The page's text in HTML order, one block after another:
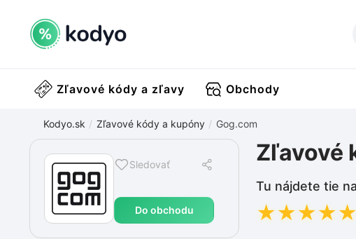
Zľavové kódy a zľavy Obchody
Kodyo.sk Zľavové kódy a kupóny Gog.com
Sledovať
Do obchodu
Zľavové
Tu nájdete tie
★★★★★